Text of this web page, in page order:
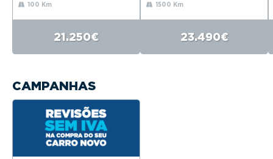
100 Km
21.250€
1500 Km
23.490€
CAMPANHAS